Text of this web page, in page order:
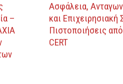
–
Ασφάλεια,
και Επιχειρησιακή
Πιστοποιήσεις
CERT